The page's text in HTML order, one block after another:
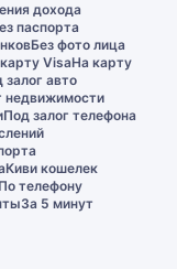
дохода
паспорта
Без фото лица
VisaНа карту
залог авто
недвижимости
Под залог телефона
Киви кошелек
По телефону
За 5 минут